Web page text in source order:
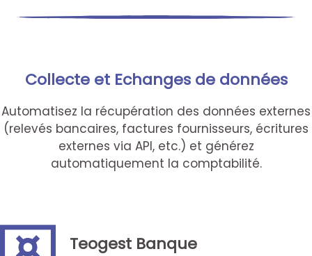
Collecte et Echanges de données
Automatisez la récupération des données externes
(relevés bancaires, factures fournisseurs, écritures
externes via API, etc.) et générez
automatiquement la comptabilité.
Teogest Banque